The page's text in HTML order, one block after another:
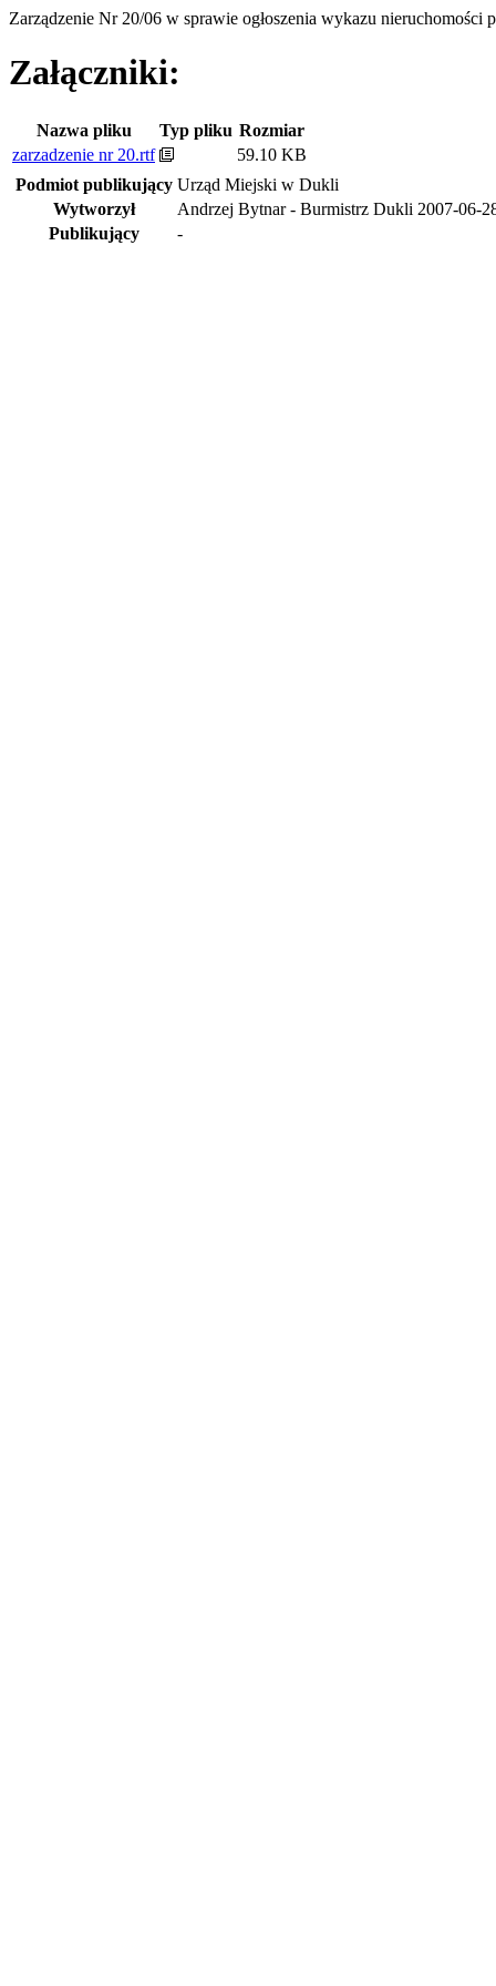
Zarządzenie Nr 20/06 w sprawie ogłoszenia wykazu nieruchomości
Załączniki:
Nazwa pliku Typ pliku Rozmiar
zarzadzenie nr 20.rtf
59.10 KB
Podmiot publikujący Urząd Miejski w Dukli
Wytworzył
Andrzej Bytnar - Burmistrz Dukli 2007-06-
Publikujący
-